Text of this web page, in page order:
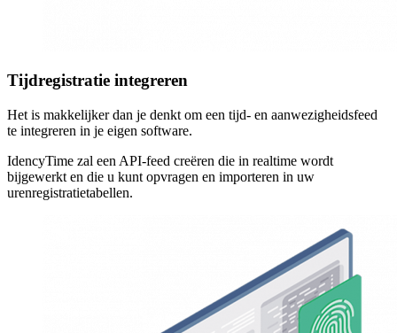
Tijdregistratie integreren
Het is makkelijker dan je denkt om een tijd- en aanwezigheidsfeed
te integreren in je eigen software.
IdencyTime zal een API-feed creëren die in realtime wordt
bijgewerkt en die u kunt opvragen en importeren in uw
urenregistratietabellen.